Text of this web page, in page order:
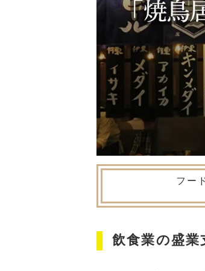
フー
飲食業の盛業